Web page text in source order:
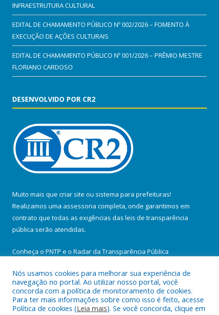
INFRAESTRUTURA CULTURAL
EDITAL DE CHAMAMENTO PÚBLICO Nº 002/2026 – FOMENTO À
EXECUÇÃO DE AÇÕES CULTURAIS
EDITAL DE CHAMAMENTO PÚBLICO Nº 001/2026 – PRÊMIO MESTRE
FLORIANO CARDOSO
DESENVOLVIDO POR CR2
Muito mais que criar site ou sistema para prefeituras!
Realizamos uma assessoria completa, onde garantimos em
contrato que todas as exigências das leis de transparência
pública serão atendidas.
Conheça o PNTP e o Radar da Transparência Pública
Todos os direitos reservados a Prefeitura Municipal de Santa
Maria do Pará.
Nós usamos cookies para melhorar sua experiência de
navegação no portal. Ao utilizar nosso portal, você
concorda com a política de monitoramento de cookies.
Para ter mais informações sobre como isso é feito, acesse
Política de cookies (Leia mais). Se você concorda, clique em